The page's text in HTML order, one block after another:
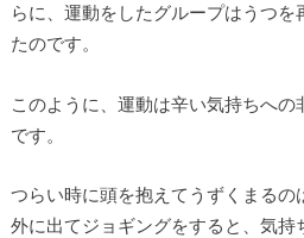
らに、運動をしたグループはうつを
たのです。
このように、運動は辛い気持ちへ
です。
つらい時に頭を抱えてうずくまるの
外に出てジョギングをすると、気持